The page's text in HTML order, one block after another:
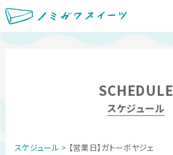
SCHEDULE
スケジュール
スケジュール > 【営業日】ガトーボヤジェ